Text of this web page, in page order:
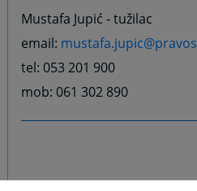
Mustafa Jupić - tužilac
email:
tel: 053 201 900
mob: 061 302 890